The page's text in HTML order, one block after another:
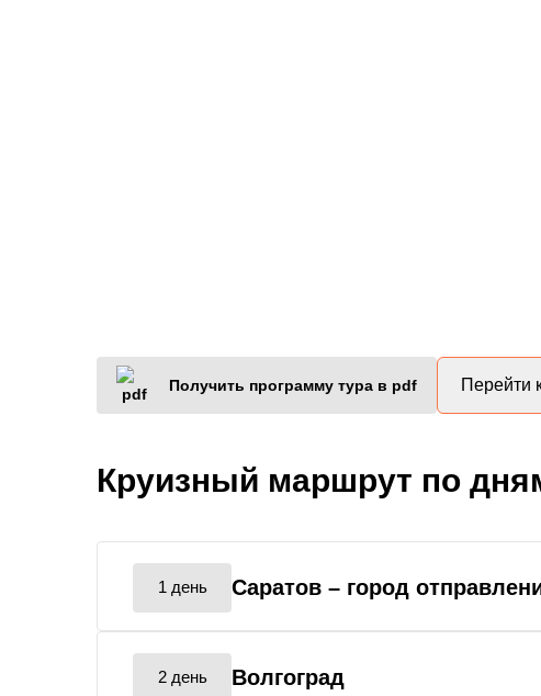
Получить программу тура в pdf Перейти
Круизный маршрут по
1 день Саратов – город
2 день Волгоград